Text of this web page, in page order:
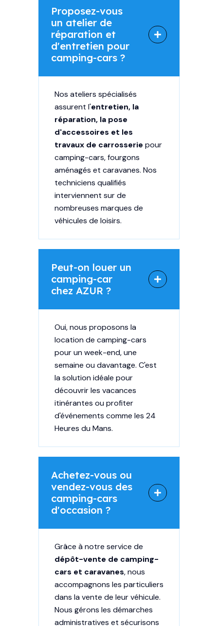
Proposez-vous
un atelier de
réparation et
d'entretien pour
camping-cars ?
Nos ateliers spécialisés
assurent l'entretien, la
réparation, la pose
d'accessoires et les
travaux de carrosserie pour
camping-cars, fourgons
aménagés et caravanes. Nos
techniciens qualifiés
interviennent sur de
nombreuses marques de
véhicules de loisirs.
Peut-on louer un
camping-car
chez AZUR ?
Oui, nous proposons la
location de camping-cars
pour un week-end, une
semaine ou davantage. C'est
la solution idéale pour
découvrir les vacances
itinérantes ou profiter
d'événements comme les 24
Heures du Mans.
Achetez-vous ou
vendez-vous des
camping-cars
d'occasion ?
Grâce à notre service de
dépôt-vente de camping-
cars et caravanes, nous
accompagnons les particuliers
dans la vente de leur véhicule.
Nous gérons les démarches
administratives et sécurisons